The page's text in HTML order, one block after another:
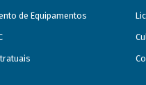
de Equipamentos